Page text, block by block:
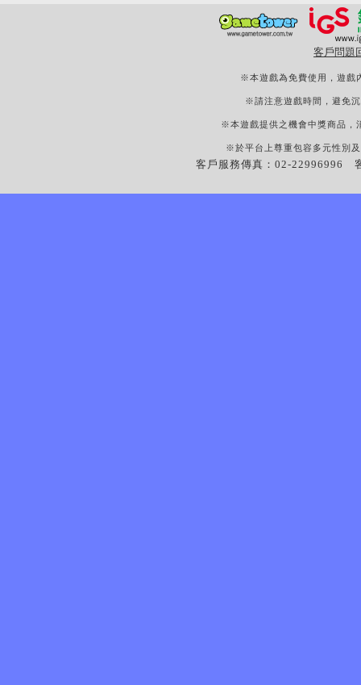
客戶問題
※本遊戲為免費使用，遊戲
※請注意遊戲時間，避免
※本遊戲提供之機會中獎商品，
※於平台上尊重包容多元性別
客戶服務傳真：02-22996996